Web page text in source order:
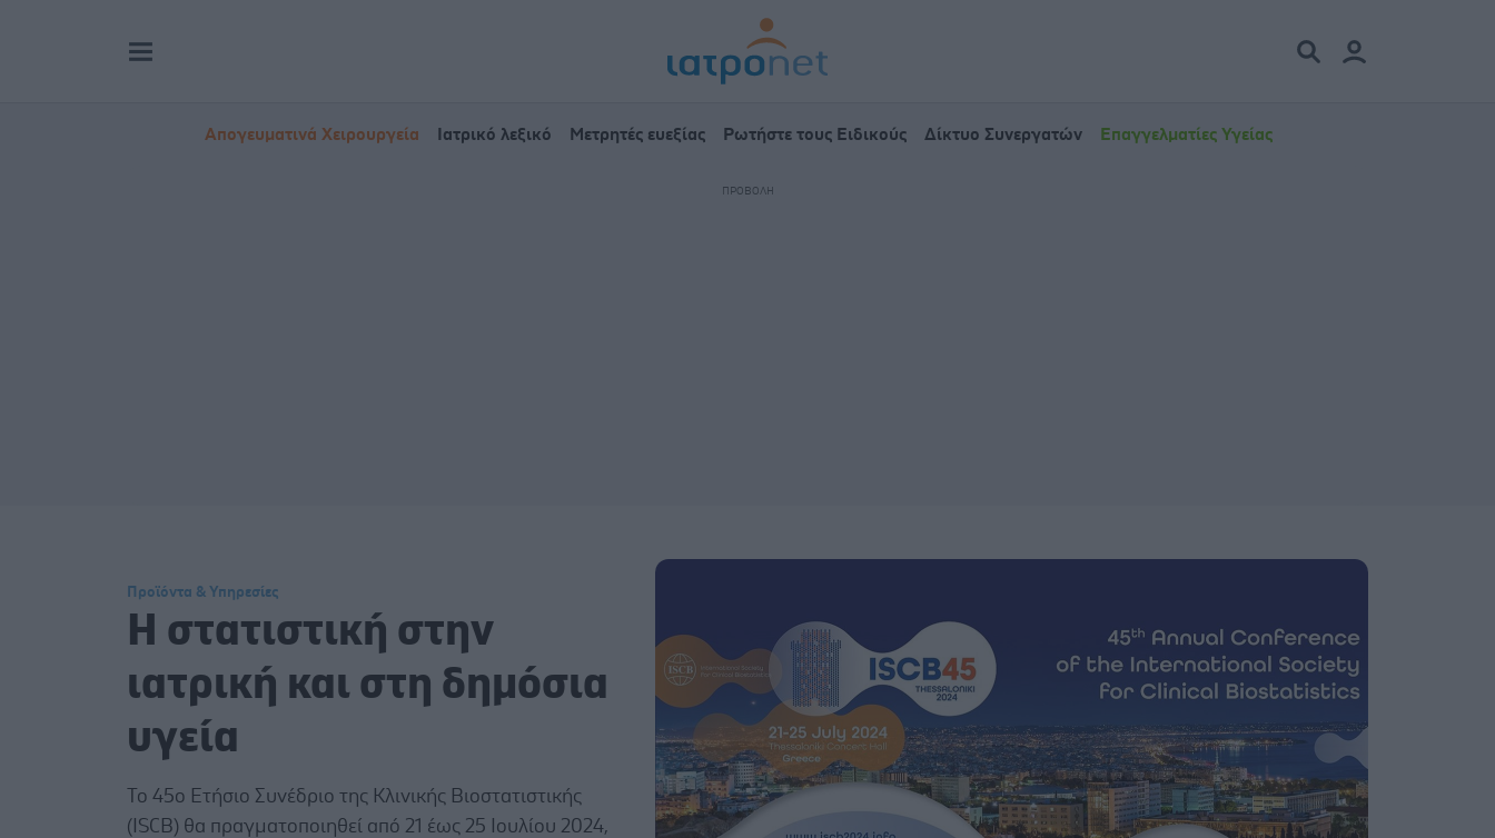
Απογευματινά Χειρουργεία Ιατρικό λεξικό Μετρητές ευεξίας Ρωτήστε τους Ειδικούς Δίκτυο Συνεργατών Επαγγελματίες Υγείας
Προϊόντα & Υπηρεσίες
Η στατιστική στην
ιατρική και στη δημόσια
υγεία
Το 45ο Ετήσιο Συνέδριο της Κλινικής Βιοστατιστικής
(ISCB) θα πραγματοποιηθεί από 21 έως 25 Ιουλίου 2024,